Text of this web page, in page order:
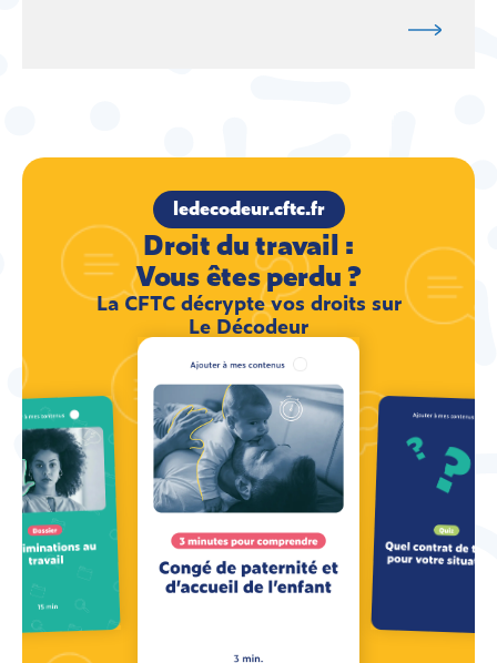
ledecodeur.cftc.fr
Droit du travail :
Vous êtes perdu ?
La CFTC décrypte vos droits sur
Le Décodeur